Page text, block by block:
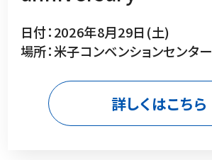
日付：2026年8月29日(土)
場所：米子コンベンションセンター
詳しくはこちら